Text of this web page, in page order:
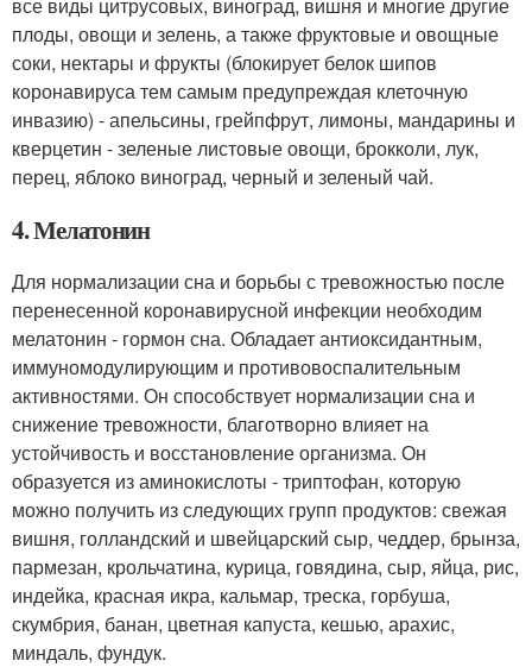
плоды, овощи и зелень, а также фруктовые и овощные
соки, нектары и фрукты (блокирует белок шипов
коронавируса тем самым предупреждая клеточную
инвазию) - апельсины, грейпфрут, лимоны, мандарины и
кверцетин - зеленые листовые овощи, брокколи, лук,
перец, яблоко виноград, черный и зеленый чай.
4. Мелатонин
Для нормализации сна и борьбы с тревожностью после
перенесенной коронавирусной инфекции необходим
мелатонин - гормон сна. Обладает антиоксидантным,
иммуномодулирующим и противовоспалительным
активностями. Он способствует нормализации сна и
снижение тревожности, благотворно влияет на
устойчивость и восстановление организма. Он
образуется из аминокислоты - триптофан, которую
можно получить из следующих групп продуктов: свежая
вишня, голландский и швейцарский сыр, чеддер, брынза,
пармезан, крольчатина, курица, говядина, сыр, яйца, рис,
индейка, красная икра, кальмар, треска, горбуша,
скумбрия, банан, цветная капуста, кешью, арахис,
миндаль, фундук.